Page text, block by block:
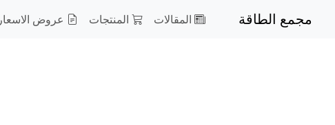
مجمع الطاقة المقالات المنتجات عروض الاسعار